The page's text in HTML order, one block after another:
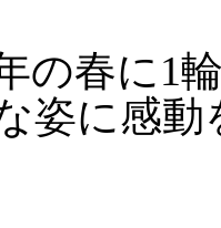
の春に1
姿に感